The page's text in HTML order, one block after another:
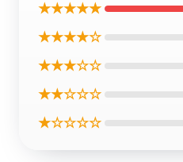
★★★★★
★★★★☆
★★★☆☆
★★☆☆☆
★☆☆☆☆